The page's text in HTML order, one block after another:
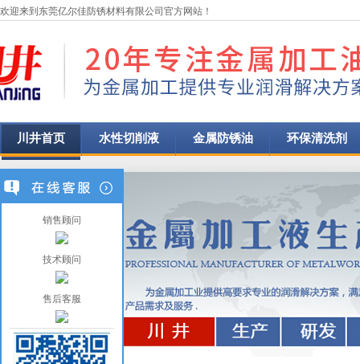
欢迎来到东莞亿尔佳防锈材料有限公司官方网站！
川井首页 水性切削液 金属防锈油 环保清洗剂
销售顾问
技术顾问
售后客服